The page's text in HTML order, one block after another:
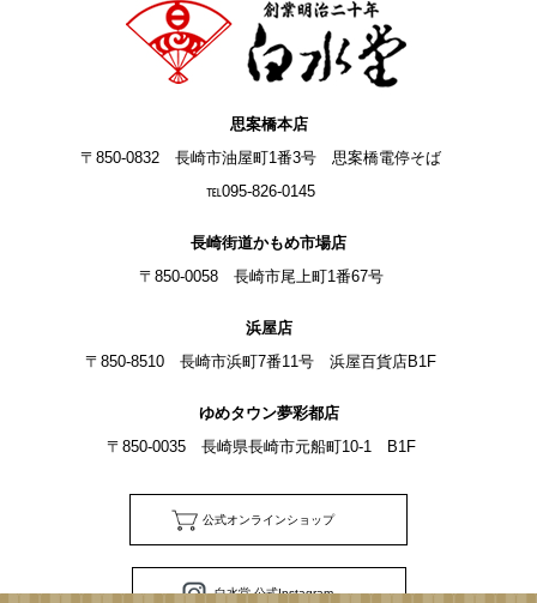
思案橋本店
〒850-0832 長崎市油屋町1番3号 思案橋電停そば
℡095-826-0145
長崎街道かもめ市場店
〒850-0058 長崎市尾上町1番67号
浜屋店
〒850-8510 長崎市浜町7番11号 浜屋百貨店B1F
ゆめタウン夢彩都店
〒850-0035 長崎県長崎市元船町10-1 B1F
公式オンラインショップ
白水堂 公式Instagram